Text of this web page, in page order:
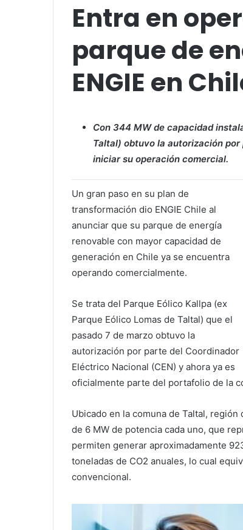
Entra en
parque de
ENGIE en
Con 344 MW de capacidad
Taltal) obtuvo la autorización
iniciar su operación comercial.
Un gran paso en su plan de
transformación dio ENGIE Chile al
anunciar que su parque de energía
renovable con mayor capacidad de
generación en Chile ya se encuentra
operando comercialmente.
Se trata del Parque Eólico Kallpa (ex
Parque Eólico Lomas de Taltal) que el
pasado 7 de marzo obtuvo la
autorización por parte del Coordinador
Eléctrico Nacional (CEN) y ahora ya es
oficialmente parte del portafolio de la
Ubicado en la comuna de Taltal,
de 6 MW de potencia cada uno, que
permiten generar aproximadamente
toneladas de CO2 anuales, lo cual
convencional.